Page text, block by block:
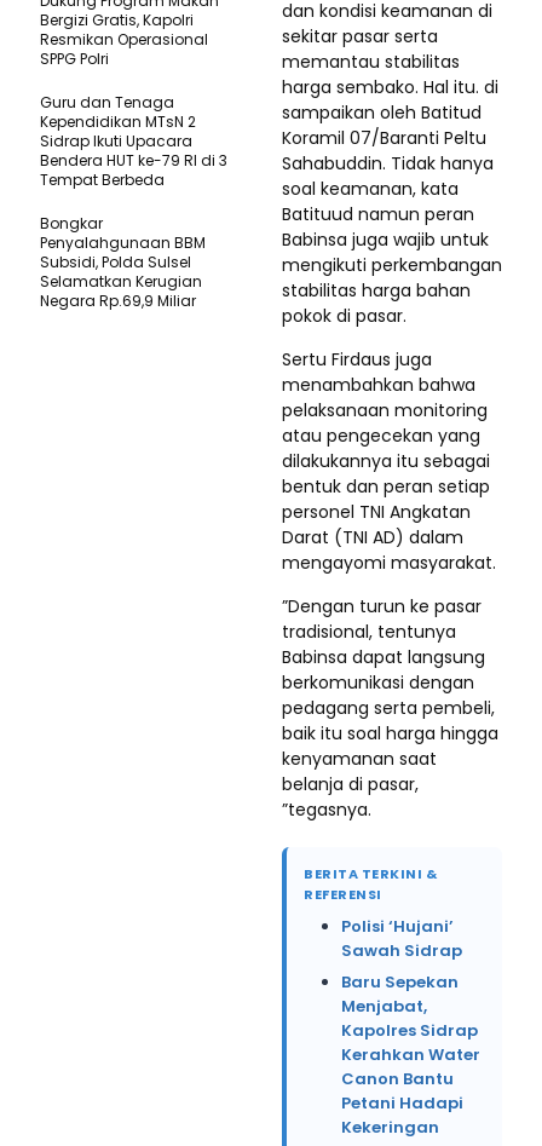
dan kondisi keamanan di
sekitar pasar serta
memantau stabilitas
harga sembako. Hal itu. di
sampaikan oleh Batitud
Koramil 07/Baranti Peltu
Sahabuddin. Tidak hanya
soal keamanan, kata
Batituud namun peran
Babinsa juga wajib untuk
mengikuti perkembangan
stabilitas harga bahan
pokok di pasar.
Sertu Firdaus juga
menambahkan bahwa
pelaksanaan monitoring
atau pengecekan yang
dilakukannya itu sebagai
bentuk dan peran setiap
personel TNI Angkatan
Darat (TNI AD) dalam
mengayomi masyarakat.
”Dengan turun ke pasar
tradisional, tentunya
Babinsa dapat langsung
berkomunikasi dengan
pedagang serta pembeli,
baik itu soal harga hingga
kenyamanan saat
belanja di pasar,
”tegasnya.
BERITA TERKINI &
REFERENSI
Polisi ‘Hujani’
Sawah Sidrap
Baru Sepekan
Menjabat,
Kapolres Sidrap
Kerahkan Water
Canon Bantu
Petani Hadapi
Kekeringan
Bergizi Gratis, Kapolri
Resmikan Operasional
SPPG Polri
Guru dan Tenaga
Kependidikan MTsN 2
Sidrap Ikuti Upacara
Bendera HUT ke-79 RI di 3
Tempat Berbeda
Bongkar
Penyalahgunaan BBM
Subsidi, Polda Sulsel
Selamatkan Kerugian
Negara Rp.69,9 Miliar